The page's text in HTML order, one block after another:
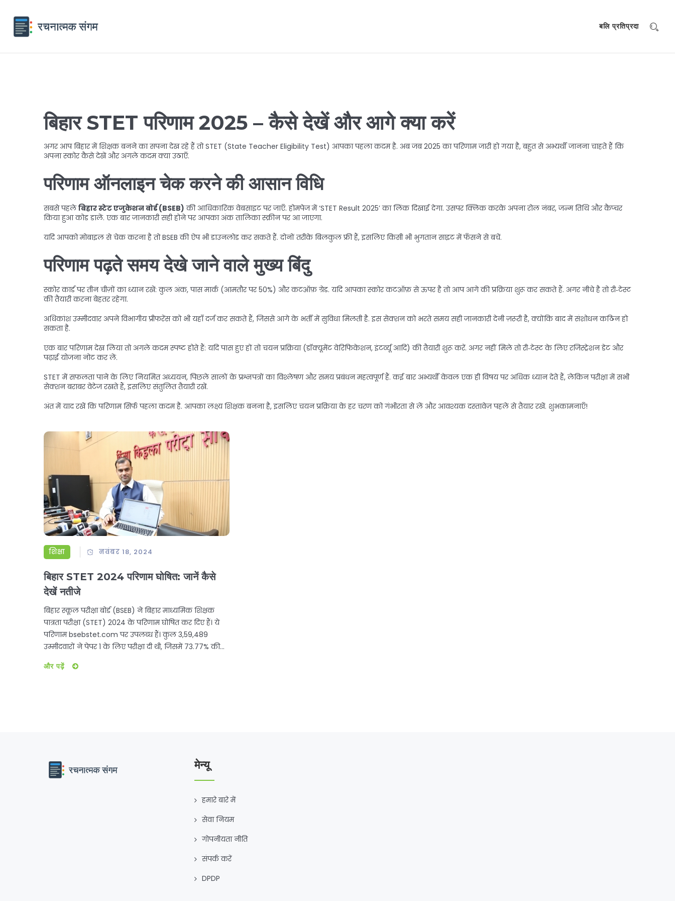
बलि प्रतिप्रदा
बिहार STET परिणाम 2025 – कैसे देखें और आगे क्या करें
अगर आप बिहार में शिक्षक बनने का सपना देख रहे हैं तो STET (State Teacher Eligibility Test) आपका पहला कदम है. अब जब 2025 का परिणाम जारी हो गया है, बहुत से अभ्यर्थी जानना चाहते हैं कि
अपना स्कोर कैसे देखें और अगले कदम क्या उठाएँ.
परिणाम ऑनलाइन चेक करने की आसान विधि
सबसे पहलेबिहार स्टेट एजुकेशन बोर्ड (BSEB) की आधिकारिक वेबसाइट पर जाएँ. होमपेज में ‘STET Result 2025’ का लिंक दिखाई देगा. उसपर क्लिक करके अपना रोल नंबर, जन्म तिथि और कैप्चर
किया हुआ कोड डालें. एक बार जानकारी सही होने पर आपका अंक तालिका स्क्रीन पर आ जाएगा.
यदि आपको मोबाइल से चेक करना है तो BSEB की ऐप भी डाउनलोड कर सकते हैं. दोनों तरीके बिलकुल फ्री हैं, इसलिए किसी भी भुगतान साइट में फँसने से बचें.
परिणाम पढ़ते समय देखे जाने वाले मुख्य बिंदु
स्कोर कार्ड पर तीन चीज़ों का ध्यान रखें: कुल अंक, पास मार्क (आमतौर पर 50%) और कटऑफ़ ग्रेड. यदि आपका स्कोर कटऑफ़ से ऊपर है तो आप आगे की प्रक्रिया शुरू कर सकते हैं. अगर नीचे है तो री‑टेस्ट
की तैयारी करना बेहतर रहेगा.
अधिकांश उम्मीदवार अपने विभागीय प्रीफरेंस को भी यहाँ दर्ज कर सकते हैं, जिससे आगे के भर्ती में सुविधा मिलती है. इस सेक्शन को भरते समय सही जानकारी देनी ज़रूरी है, क्योंकि बाद में संशोधन कठिन हो
सकता है.
एक बार परिणाम देख लिया तो अगले कदम स्पष्ट होते हैं: यदि पास हुए हों तो चयन प्रक्रिया (डॉक्यूमेंट वेरिफिकेशन, इंटर्व्यू आदि) की तैयारी शुरू करें. अगर नहीं मिले तो री‑टेस्ट के लिए रजिस्ट्रेशन डेट और
पढ़ाई योजना नोट कर लें.
STET में सफलता पाने के लिए नियमित अध्ययन, पिछले सालों के प्रश्नपत्रों का विश्लेषण और समय प्रबंधन महत्वपूर्ण हैं. कई बार अभ्यर्थी केवल एक ही विषय पर अधिक ध्यान देते हैं, लेकिन परीक्षा में सभी
सेक्शन बराबर वेटेज रखते हैं, इसलिए संतुलित तैयारी रखें.
अंत में याद रखें कि परिणाम सिर्फ पहला कदम है. आपका लक्ष्य शिक्षक बनना है, इसलिए चयन प्रक्रिया के हर चरण को गंभीरता से लें और आवश्यक दस्तावेज़ पहले से तैयार रखें. शुभकामनाएँ!
शिक्षा नवंबर 18, 2024
बिहार STET 2024 परिणाम घोषित: जानें कैसे
देखें नतीजे
बिहार स्कूल परीक्षा बोर्ड (BSEB) ने बिहार माध्यमिक शिक्षक
पात्रता परीक्षा (STET) 2024 के परिणाम घोषित कर दिए हैं। ये
परिणाम bsebstet.com पर उपलब्ध हैं। कुल 3,59,489
उम्मीदवारों ने पेपर 1 के लिए परीक्षा दी थी, जिसमें 73.77% की
उपस्थित हुए थे, जिसमें 64.44% पास हुए। अब ये सफल
और पढ़ें
मेन्यू
हमारे बारे में
सेवा नियम
गोपनीयता नीति
संपर्क करें
DPDP